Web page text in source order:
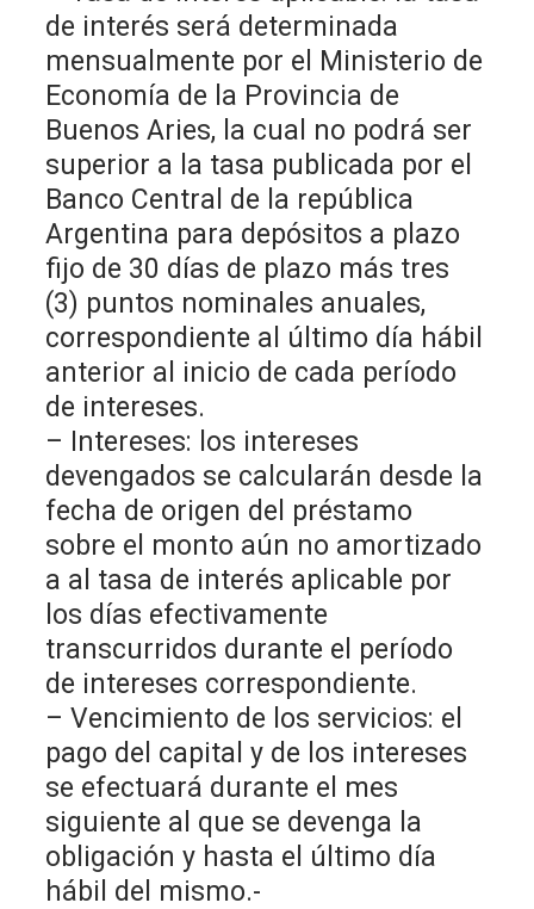
de interés será determinada
mensualmente por el Ministerio de
Economía de la Provincia de
Buenos Aries, la cual no podrá ser
superior a la tasa publicada por el
Banco Central de la república
Argentina para depósitos a plazo
fijo de 30 días de plazo más tres
(3) puntos nominales anuales,
correspondiente al último día hábil
anterior al inicio de cada período
de intereses.
– Intereses: los intereses
devengados se calcularán desde la
fecha de origen del préstamo
sobre el monto aún no amortizado
a al tasa de interés aplicable por
los días efectivamente
transcurridos durante el período
de intereses correspondiente.
– Vencimiento de los servicios: el
pago del capital y de los intereses
se efectuará durante el mes
siguiente al que se devenga la
obligación y hasta el último día
hábil del mismo.-